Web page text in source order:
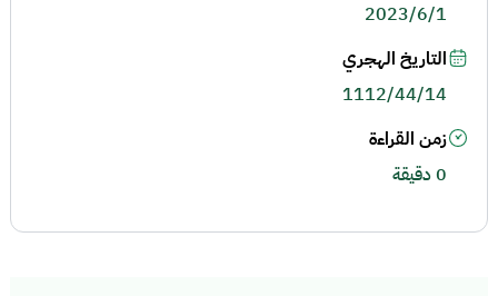
2023/6/1
التاريخ الهجري
1112/44/14
زمن القراءة
0 دقيقة